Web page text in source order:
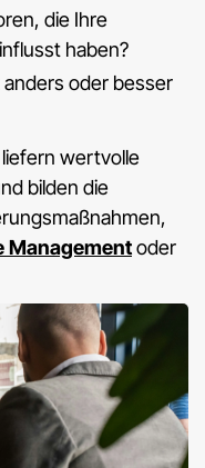
die Ihre
haben?
oder besser
wertvolle
bilden die
Managementoder